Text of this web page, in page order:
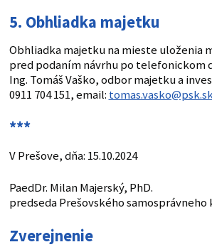
5. Obhliadka majetku
Obhliadka majetku na mieste uloženia
pred podaním návrhu po telefonickom
Ing. Tomáš Vaško, odbor majetku a
0911 704 151, email:
***
V Prešove, dňa: 15.10.2024
PaedDr. Milan Majerský, PhD.
predseda Prešovského samosprávneho
Zverejnenie